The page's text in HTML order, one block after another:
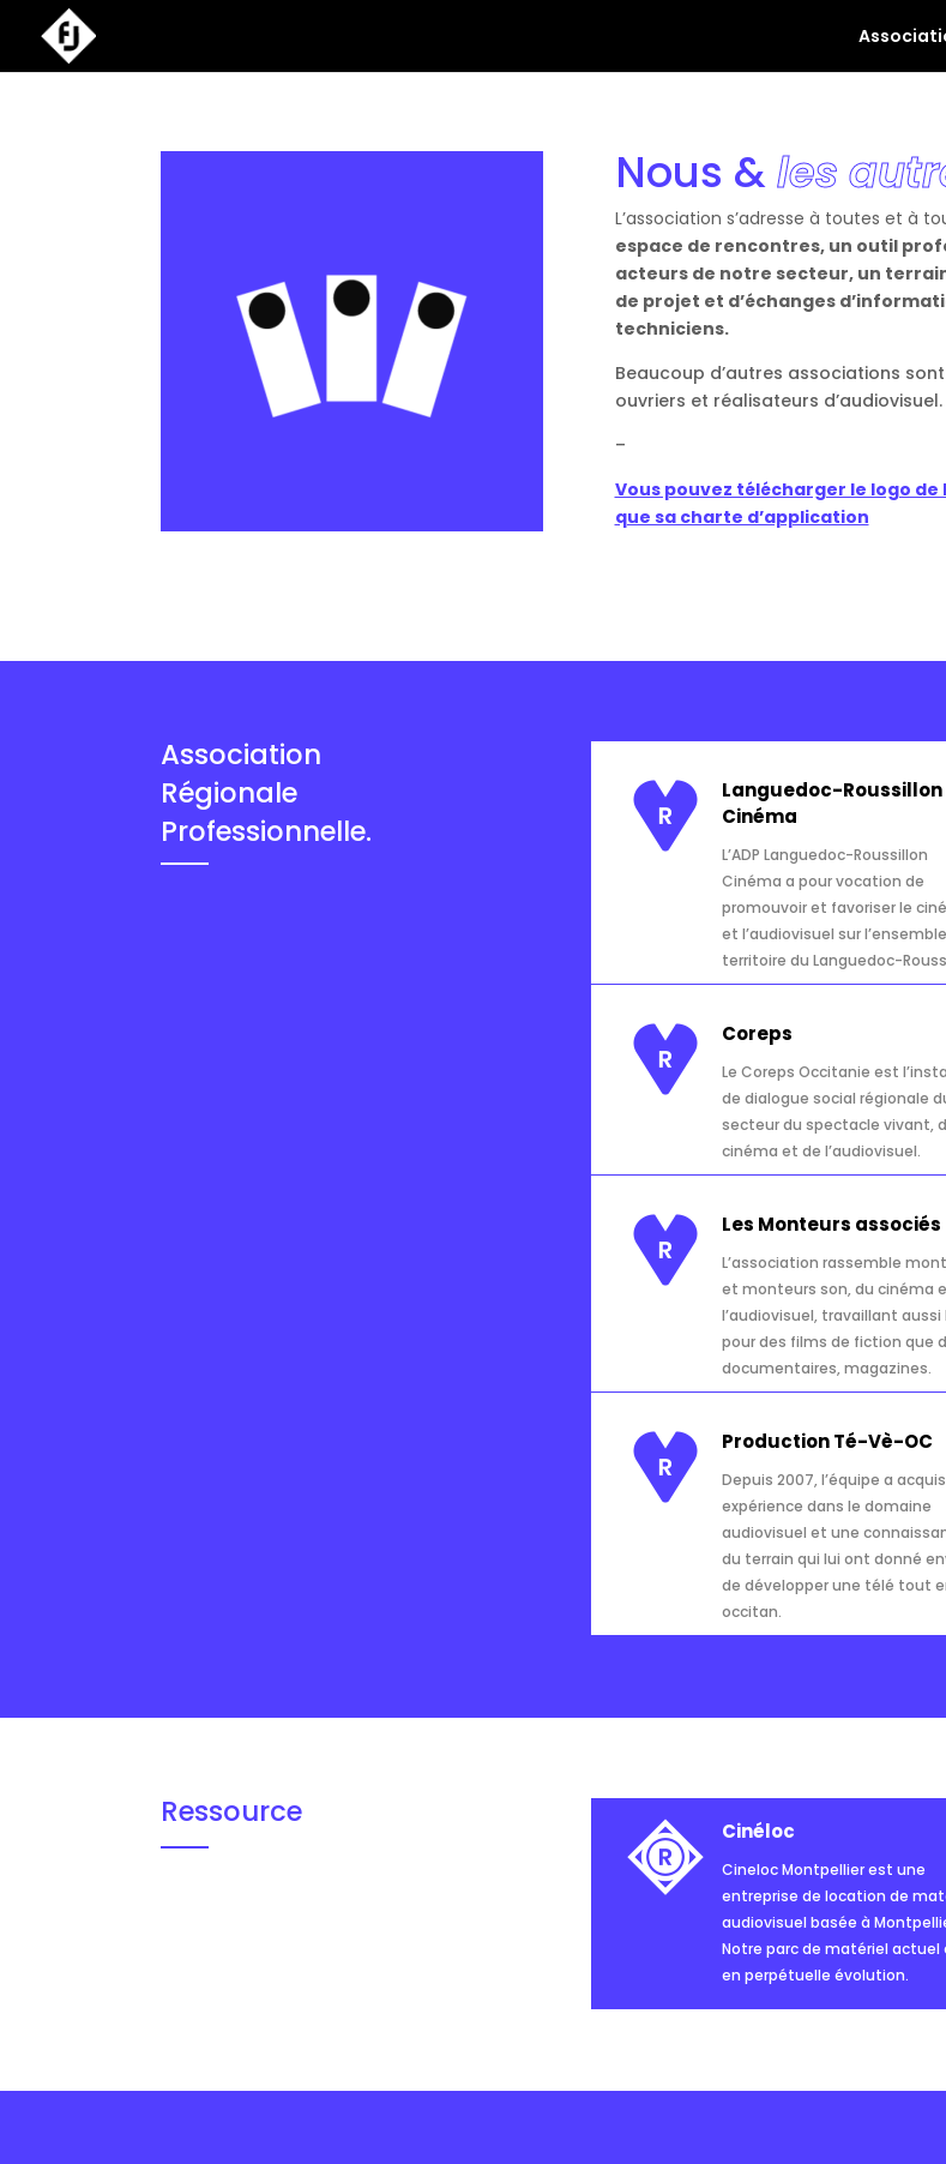
Nous &les
L’association s’adresse à toutes et à
espace de rencontres, un outil
acteurs de notre secteur, un
de projet et d’échanges
techniciens.
Beaucoup d’autres associations
ouvriers et réalisateurs d’audiovisuel.
–
Vous pouvez télécharger le logo
que sa charte d’application
Association
Régionale
Professionnelle.
Languedoc-Roussillon
Cinéma
L’ADP Languedoc-Roussillon
Cinéma a pour vocation de
promouvoir et favoriser le
et l’audiovisuel sur
territoire du Languedoc-
Coreps
Le Coreps Occitanie est
de dialogue social régionale
secteur du spectacle vivant,
cinéma et de l’audiovisuel.
Les Monteurs associés
L’association rassemble
et monteurs son, du cinéma
l’audiovisuel, travaillant aussi
pour des films de fiction que
docu­men­taires, magazines.
Production Té-Vè-OC
Depuis 2007, l’équipe a
expérience dans le domaine
audiovisuel et une
du terrain qui lui ont donné
de développer une télé tout
occitan.
Ressource
Cinéloc
Cineloc Montpellier est une
entreprise de location de
audiovisuel basée à
Notre parc de matériel actuel
en perpétuelle évolution.